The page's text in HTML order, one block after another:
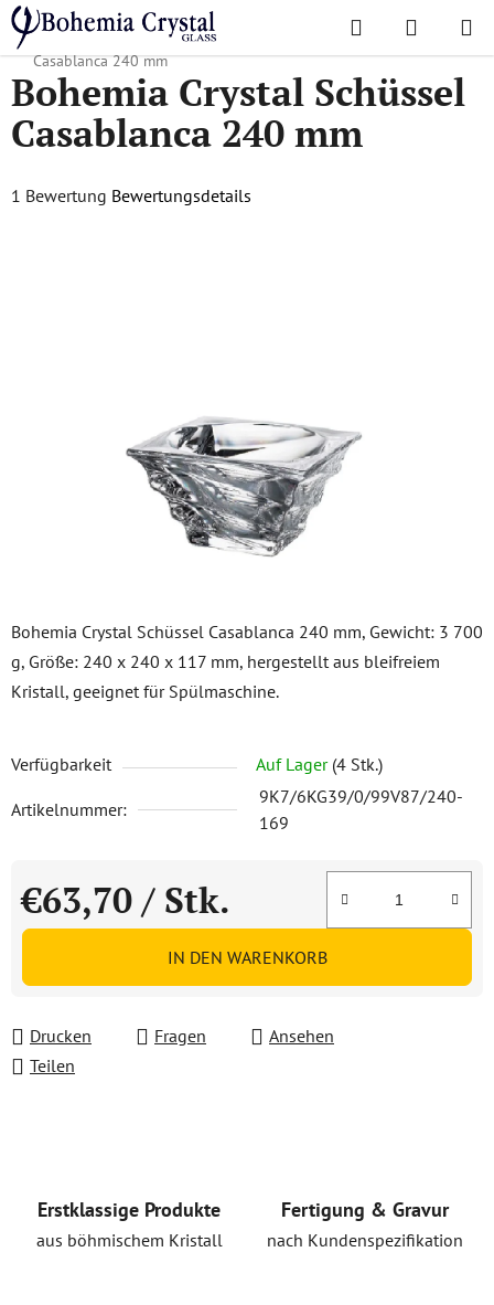
Zum
Inhalt
springen
Suchen
Startseite
/ Lieblingskollektionen /
Bohemia Crystal Schüssel
Casablanca 240 mm
Bohemia Crystal Schüssel Casablanca 240 mm, Gewicht: 3 700
g, Größe: 240 x 240 x 117 mm, hergestellt aus bleifreiem
Kristall, geeignet für Spülmaschine.
Verfügbarkeit Auf Lager (4 Stk.)
Artikelnummer:
9K7/6KG39/0/99V87/240-
169
€63,70 / Stk.
Verkaufspreis:
IN DEN WARENKORB
Drucken Fragen
Ansehen
Teilen
Bohemia Crystal Schüssel
Casablanca 240 mm
Die
1 Bewertung Bewertungsdetails
Erstklassige Produkte
aus böhmischem Kristall
Fertigung & Gravur
nach Kundenspezifikation